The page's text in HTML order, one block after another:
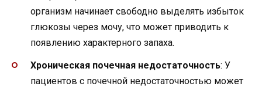
организм начинает свободно выделять избыток
глюкозы через мочу, что может приводить к
появлению характерного запаха.
Хроническая почечная недостаточность: У
пациентов с почечной недостаточностью может